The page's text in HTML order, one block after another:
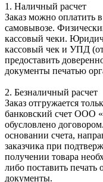
1. Наличный расчет
Заказ можно оплатить
самовывозе.
кассовый чеки.
кассовый чек и УПД (от
предоставить
документы печатью
2. Безналичный расчет
Заказ отгружается
банковский счет ООО
обусловлено
основании счета,
заказчика при
получении товара
либо поставить печать
документы.